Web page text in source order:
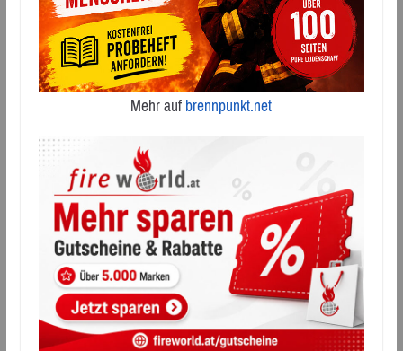
Mehr aufbrennpunkt.net